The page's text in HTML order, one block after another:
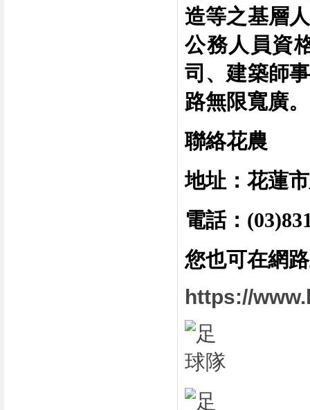
造等之基層
公務人員資
司、建築師
路無限寬廣。
聯絡花農
地址：花蓮
電話：
您也可在網
https://